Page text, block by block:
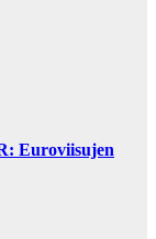
Euroviisujen